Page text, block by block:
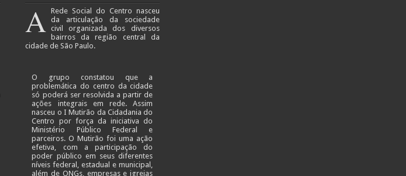
A Rede Social do Centro nasceu
da articulação da sociedade
civil organizada dos diversos
bairros da região central da
cidade de São Paulo.
O grupo constatou que a
problemática do centro da cidade
só poderá ser resolvida a partir de
ações integrais em rede. Assim
nasceu o I Mutirão da Cidadania do
Centro por força da iniciativa do
Ministério Público Federal e
parceiros. O Mutirão foi uma ação
efetiva, com a participação do
poder público em seus diferentes
níveis federal, estadual e municipal,
além de ONGs, empresas e igrejas